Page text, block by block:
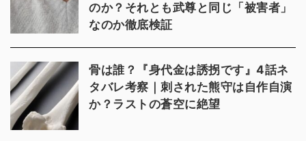
のか？それとも武尊と同じ「被害者」
なのか徹底検証
骨は誰？『身代金は誘拐です』4話ネ
タバレ考察｜刺された熊守は自作自演
か？ラストの蒼空に絶望